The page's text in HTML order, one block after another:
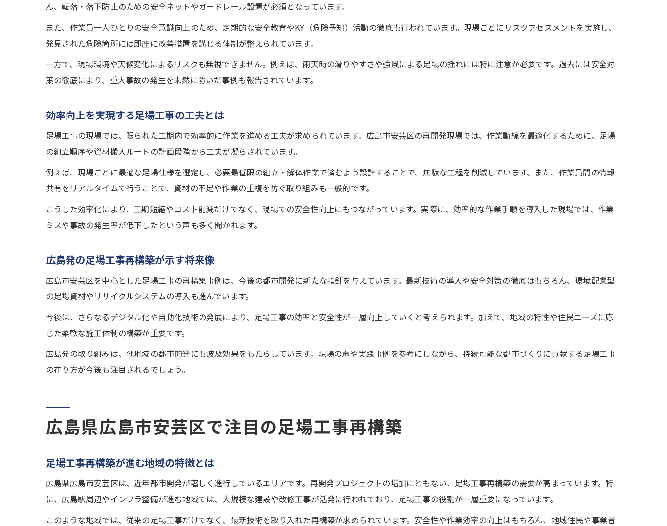
足場工事現場で求められる新たなスキル
再構築で変わる足場工事の働き方改革
業界動向から見る足場工事の展望
安全性と効率化が進む足場工事の最前線
足場工事の安全性強化策とその効果
安全と効率の両立を図る足場工事再構築
足場工事の最前線で求められる知識と技術
ん、転落・落下防止のための安全ネットやガードレール設置が必須となっています。
また、作業員一人ひとりの安全意識向上のため、定期的な安全教育やKY（危険予知）活動の徹底も行われています。現場ごとにリスクアセスメントを実施し、
発見された危険箇所には即座に改善措置を講じる体制が整えられています。
一方で、現場環境や天候変化によるリスクも無視できません。例えば、雨天時の滑りやすさや強風による足場の揺れには特に注意が必要です。過去には安全対
策の徹底により、重大事故の発生を未然に防いだ事例も報告されています。
効率向上を実現する足場工事の工夫とは
足場工事の現場では、限られた工期内で効率的に作業を進める工夫が求められています。広島市安芸区の再開発現場では、作業動線を最適化するために、足場
の組立順序や資材搬入ルートの計画段階から工夫が凝らされています。
例えば、現場ごとに最適な足場仕様を選定し、必要最低限の組立・解体作業で済むよう設計することで、無駄な工程を削減しています。また、作業員間の情報
共有をリアルタイムで行うことで、資材の不足や作業の重複を防ぐ取り組みも一般的です。
こうした効率化により、工期短縮やコスト削減だけでなく、現場での安全性向上にもつながっています。実際に、効率的な作業手順を導入した現場では、作業
ミスや事故の発生率が低下したという声も多く聞かれます。
広島発の足場工事再構築が示す将来像
広島市安芸区を中心とした足場工事の再構築事例は、今後の都市開発に新たな指針を与えています。最新技術の導入や安全対策の徹底はもちろん、環境配慮型
の足場資材やリサイクルシステムの導入も進んでいます。
今後は、さらなるデジタル化や自動化技術の発展により、足場工事の効率と安全性が一層向上していくと考えられます。加えて、地域の特性や住民ニーズに応
じた柔軟な施工体制の構築が重要です。
広島発の取り組みは、他地域の都市開発にも波及効果をもたらしています。現場の声や実践事例を参考にしながら、持続可能な都市づくりに貢献する足場工事
の在り方が今後も注目されるでしょう。
広島県広島市安芸区で注目の足場工事再構築
足場工事再構築が進む地域の特徴とは
広島県広島市安芸区は、近年都市開発が著しく進行しているエリアです。再開発プロジェクトの増加にともない、足場工事再構築の需要が高まっています。特
に、広島駅周辺やインフラ整備が進む地域では、大規模な建設や改修工事が活発に行われており、足場工事の役割が一層重要になっています。
このような地域では、従来の足場工事だけでなく、最新技術を取り入れた再構築が求められています。安全性や作業効率の向上はもちろん、地域住民や事業者